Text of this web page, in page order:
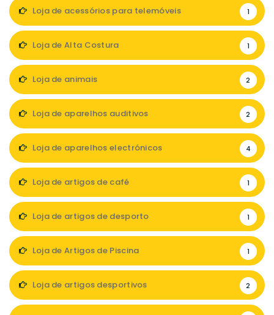
Loja de acessórios para telemóveis 1
Loja de Alta Costura 1
Loja de animais 2
Loja de aparelhos auditivos 2
Loja de aparelhos electrónicos 4
Loja de artigos de café 1
Loja de artigos de desporto 1
Loja de Artigos de Piscina 1
Loja de artigos desportivos 2